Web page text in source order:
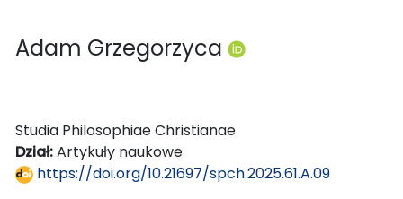
Adam Grzegorzyca
Studia Philosophiae Christianae
Dział:Artykuły naukowe
https://doi.org/10.21697/spch.2025.61.A.09